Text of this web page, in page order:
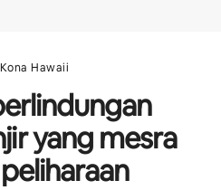
Hawaii
yang mesra